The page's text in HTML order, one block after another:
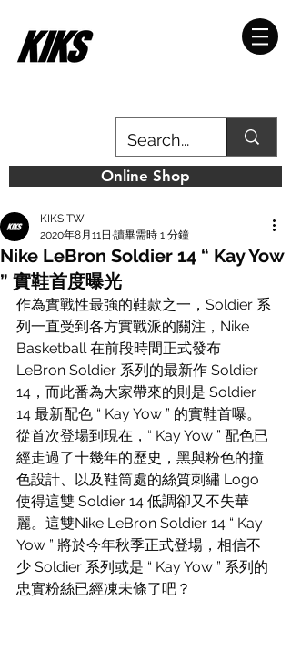
Online Shop
Nike LeBron Soldier 14 “ Kay Yow
” 實鞋首度曝光
KIKS TW
2020年8月11日 讀畢需時 1 分鐘
作為實戰性最強的鞋款之一，Soldier 系
列一直受到各方實戰派的關注，Nike
Basketball 在前段時間正式發布
LeBron Soldier 系列的最新作 Soldier
14，而此番為大家帶來的則是 Soldier
14 最新配色 “ Kay Yow ” 的實鞋首曝。
從首次登場到現在，“ Kay Yow ” 配色已
經走過了十幾年的歷史，黑與粉色的撞
色設計、以及鞋筒處的絲質刺繡 Logo
使得這雙 Soldier 14 低調卻又不失華
麗。這雙Nike LeBron Soldier 14 “ Kay
Yow ” 將於今年秋季正式登場，相信不
少 Soldier 系列或是 “ Kay Yow ” 系列的
忠實粉絲已經凍未條了吧？